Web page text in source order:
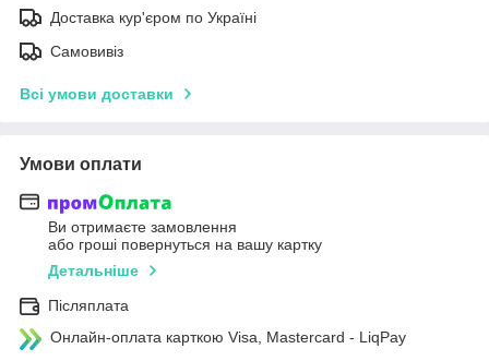
Доставка кур'єром по Україні
Самовивіз
Всі умови доставки
Умови оплати
Ви отримаєте замовлення
або гроші повернуться на вашу картку
Детальніше
Післяплата
Онлайн-оплата карткою Visa, Mastercard - LiqPay